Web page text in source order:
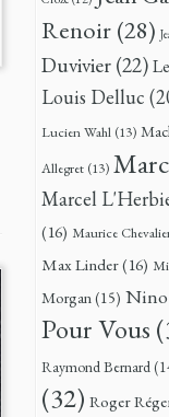
Renoir (28)
Duvivier(22)
Louis Delluc
Lucien Wahl (13)
Allegret (13)
Marcel
(16) Maurice
Max Linder(16)
Morgan(15) Nino
Pour Vous
Raymond Bernard
(32) Roger